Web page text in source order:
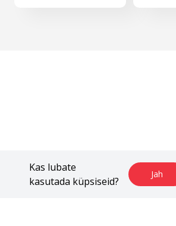
Kas lubate
kasutada küpsiseid?
Jah